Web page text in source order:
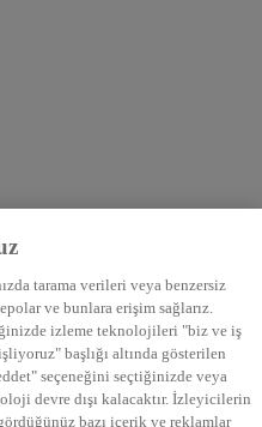
tarama verileri veya benzersiz
ve bunlara erişim sağlarız.
izleme teknolojileri "biz ve iş
başlığı altında gösterilen
seçeneğini seçtiğinizde veya
devre dışı kalacaktır. İzleyicilerin
bazı içerik ve reklamlar